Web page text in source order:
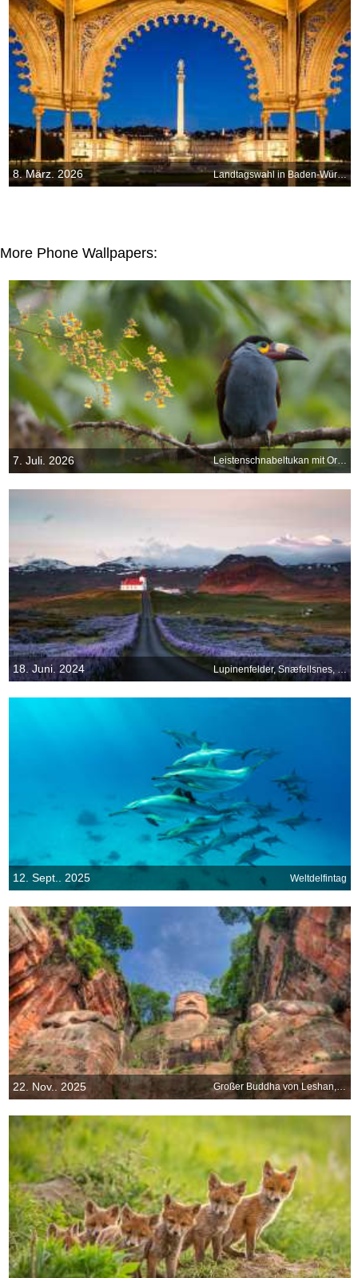
8. März. 2026 Landtagswahl in Baden-Württemberg 2026
More Phone Wallpapers:
7. Juli. 2026 Leistenschnabeltukan mit Orchideen, Ecuador
18. Juni. 2024 Lupinenfelder, Snæfellsnes, Island
12. Sept.. 2025 Weltdelfintag
22. Nov.. 2025 Großer Buddha von Leshan, Sichuan, China